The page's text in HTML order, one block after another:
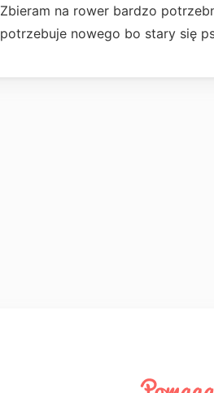
Zbieram na rower bardzo
potrzebuje nowego bo stary się